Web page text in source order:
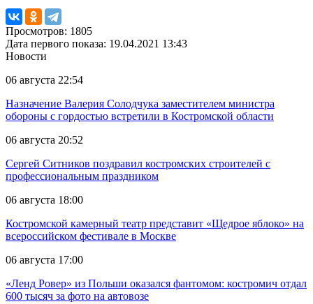
Просмотров: 1805
Дата первого показа: 19.04.2021 13:43
Новости
06 августа 22:54
Назначение Валерия Солодчука заместителем министра
обороны с гордостью встретили в Костромской области
06 августа 20:52
Сергей Ситников поздравил костромских строителей с
профессиональным праздником
06 августа 18:00
Костромской камерный театр представит «Щедрое яблоко» на
всероссийском фестивале в Москве
06 августа 17:00
«Ленд Ровер» из Польши оказался фантомом: костромич отдал
600 тысяч за фото на автовозе